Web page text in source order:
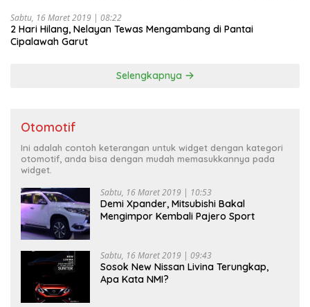
Sabtu, 16 Maret 2019 | 08:22
2 Hari Hilang, Nelayan Tewas Mengambang di Pantai
Cipalawah Garut
Selengkapnya
Otomotif
Ini adalah contoh keterangan untuk widget dengan kategori
otomotif, anda bisa dengan mudah memasukkannya pada
widget.
Sabtu, 16 Maret 2019 | 10:53
Demi Xpander, Mitsubishi Bakal
Mengimpor Kembali Pajero Sport
Sabtu, 16 Maret 2019 | 09:43
Sosok New Nissan Livina Terungkap,
Apa Kata NMI?